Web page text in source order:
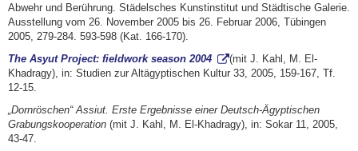
Abwehr und Berührung. Städelsches Kunstinstitut und Städtische Galerie.
Ausstellung vom 26. November 2005 bis 26. Februar 2006, Tübingen
2005, 279-284. 593-598 (Kat. 166-170).
The Asyut Project: fieldwork season 2004
(mit J. Kahl, M. El-
Khadragy), in: Studien zur Altägyptischen Kultur 33, 2005, 159-167, Tf.
12-15.
„Dornröschen“ Assiut. Erste Ergebnisse einer Deutsch-Ägyptischen
Grabungskooperation (mit J. Kahl, M. El-Khadragy), in: Sokar 11, 2005,
43-47.